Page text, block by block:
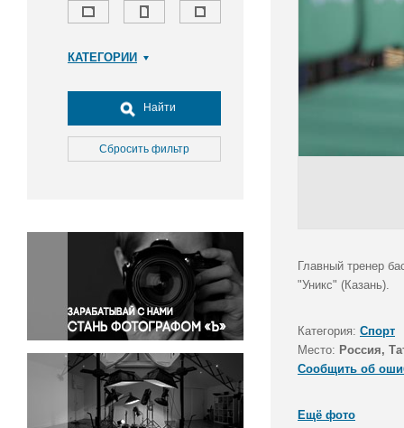
КАТЕГОРИИ
Досуг, туризм и отдых
Культура
Медицина
Окружающая среда
Политика
Правосудие
Происшествия и конфликты
Религия
Светская жизнь
Спорт
Экология
Экономика и бизнес
Найти
Сбросить фильтр
Главный тренер
"Уникс" (Казань).
Категория: Спорт
Место: Россия,
Сообщить об
Ещё фото